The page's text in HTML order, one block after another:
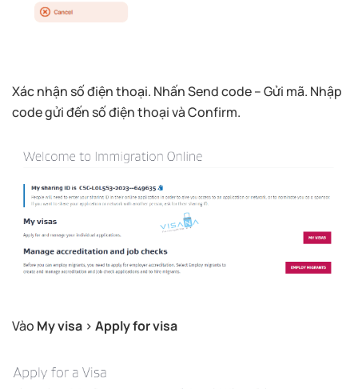
Xác nhận số điện thoại. Nhấn Send code – Gửi mã. Nhập
code gửi đến số điện thoại và Confirm.
Vào My visa > Apply for visa